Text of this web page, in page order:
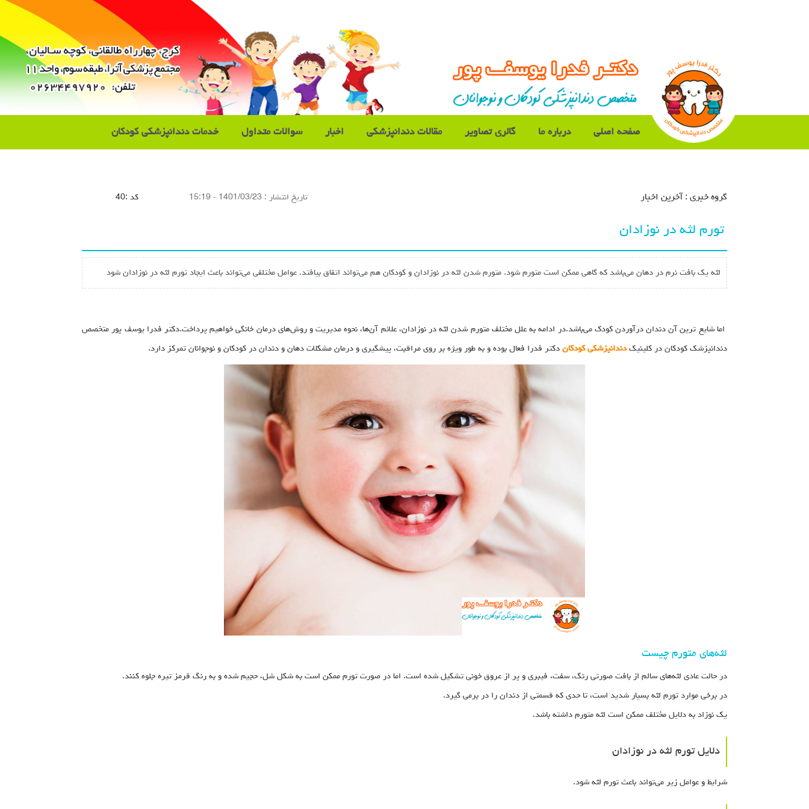
صفحه اصلی درباره ما گالری تصاویر مقالات دندانپزشکی اخبار سوالات متداول خدمات دندانپزشکی کودکان
گروه خبري : آخرین اخبار تاريخ انتشار : 1401/03/23 - 15:19 كد :40
تورم لثه در نوزادان
لثه یک بافت نرم در دهان می‌باشد که گاهی ممکن است متورم شود. متورم شدن لثه در نوزادان و کودکان هم می‌تواند اتفاق بیافتد. عوامل مختلفی می‌تواند باعث ایجاد تورم لثه در نوزادان شود
اما شایع ترین آن دندان درآوردن کودک می‌باشد.در ادامه به علل مختلف متورم شدن لثه در نوزادان، علائم آن‌ها، نحوه مدیریت و روش‌های درمان خانگی خواهیم پرداخت.دکتر فدرا یوسف پور متخصص
دندانپزشک کودکان در کلینیکدندانپزشکی کودکان دکتر فدرا فعال بوده و به طور ویژه بر روی مراقبت، پیشگیری و درمان مشکلات دهان و دندان در کودکان و نوجوانان تمرکز دارد.
لثه‌های متورم چیست
در حالت عادی لثه‌های سالم از بافت صورتی رنگ، سفت، فیبری و پر از عروق خونی تشکیل شده است. اما در صورت تورم ممکن است به شکل شل، حجیم شده و به رنگ قرمز تیره جلوه کنند.
در برخی موارد تورم لثه بسیار شدید است، تا حدی که قسمتی از دندان را در برمی گیرد.
یک نوزاد به دلایل مختلف ممکن است لثه متورم داشته باشد.
دلایل تورم لثه در نوزادان
شرایط و عوامل زیر می‌تواند باعث تورم لثه شود.